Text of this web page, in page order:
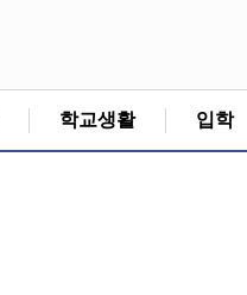
학교생활 입학